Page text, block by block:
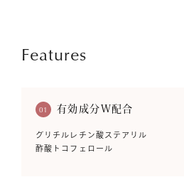
Features
01 有効成分W配合
グリチルレチン酸ステアリル
酢酸トコフェロール